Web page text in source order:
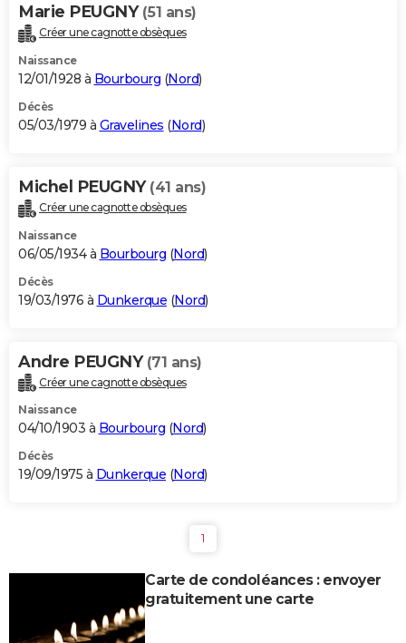
Marie PEUGNY (51 ans)
Créer une cagnotte obsèques
Naissance
12/01/1928 à Bourbourg (Nord)
Décès
05/03/1979 à Gravelines (Nord)
Michel PEUGNY (41 ans)
Créer une cagnotte obsèques
Naissance
06/05/1934 à Bourbourg (Nord)
Décès
19/03/1976 à Dunkerque (Nord)
Andre PEUGNY (71 ans)
Créer une cagnotte obsèques
Naissance
04/10/1903 à Bourbourg (Nord)
Décès
19/09/1975 à Dunkerque (Nord)
1
Carte de condoléances : envoyer
gratuitement une carte